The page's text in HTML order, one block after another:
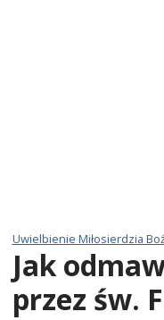
Uwielbienie Miłosierdzia
Jak
przez św.